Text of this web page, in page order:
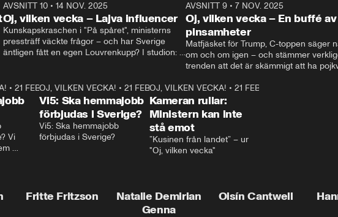
21:14
AVSNITT 10• 14 NOV. 2025
Oj, vilken vecka – Lajva influencer
Kunskapskraschen i "På spåret", ministerns
pressträff väckte frågor – och har Sverige
äntligen fått en egen Louvrenkupp? I studion:
AVSNITT 9 •7 NOV. 2025
Oj, vilken vecka – En buffé av
pinsamheter
Matfjäsket för Trump, C-toppen säger
om och om igen – och stämmer
trenden att det är skämmigt att ha
0:57
•21 FEB. 2025
Vi
1:03
OJ, VILKEN VECKA! •21 FEB. 2025
Vi5: Ska hemmajobb
förbjudas i Sverige?
Vi5: Ska hemmajobb
förbjudas i Sverige?
1:29
OJ, VILKEN VECKA! • 21 FEB. 2025
Kameran rullar:
Ministern kan inte
stå emot
”Kusinen från landet” – ur
"Oj, vilken vecka"
Fritte Fritzson
Natalie Demirian
Genna
Oisín Cantwell